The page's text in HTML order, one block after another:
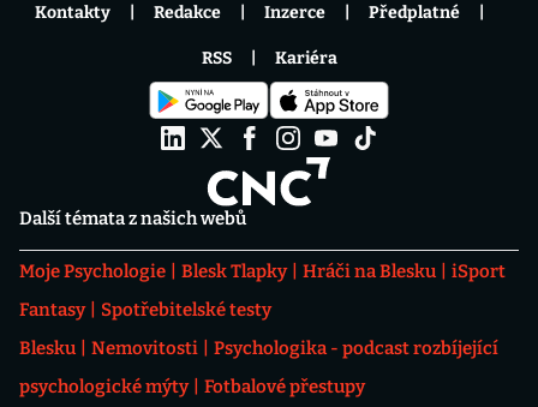
Další témata z našich webů
Moje Psychologie Blesk Tlapky Hráči na Blesku
iSport
Fantasy
Spotřebitelské testy
Blesku
Nemovitosti
Psychologika - podcast rozbíjející
psychologické mýty
Fotbalové přestupy
Kontakty Redakce Inzerce Předplatné
RSS Kariéra